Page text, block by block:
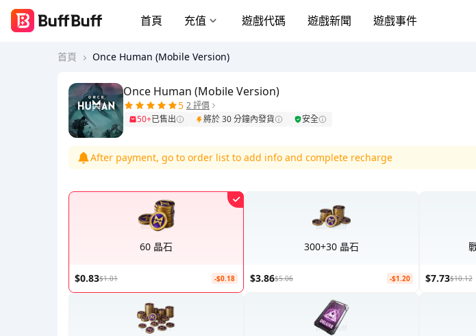
首頁 充值 遊戲代碼 遊戲新聞 遊戲事件
首頁 Once Human (Mobile Version)
Once Human (Mobile Version)
5 2 評價
50+已售出 將於 30 分鐘內發貨 安全
After payment, go to order list to add info and complete recharge
60 晶石
$0.83$1.01 -$0.18
300+30 晶石
$3.86$5.06 -$1.20 $7.73$10.12